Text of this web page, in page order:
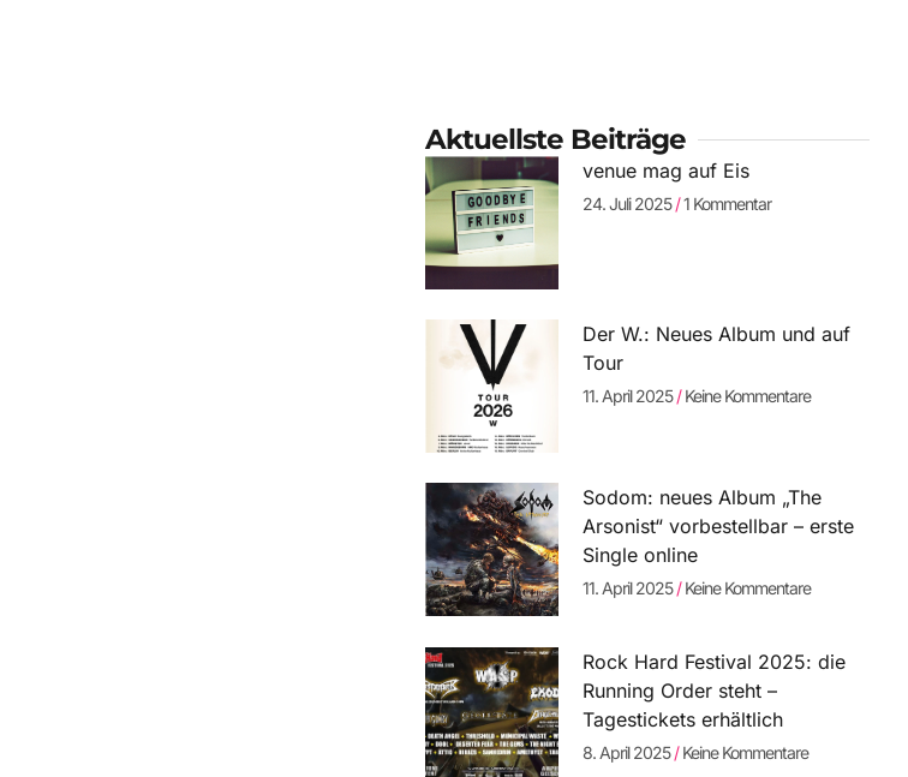
Aktuellste Beiträge
venue mag auf Eis
24. Juli 2025 1 Kommentar
Der W.: Neues Album und auf
Tour
11. April 2025 Keine Kommentare
Sodom: neues Album „The
Arsonist“ vorbestellbar – erste
Single online
11. April 2025 Keine Kommentare
Rock Hard Festival 2025: die
Running Order steht –
Tagestickets erhältlich
8. April 2025 Keine Kommentare